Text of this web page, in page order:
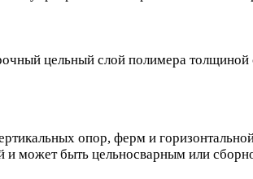
цельный слой полимера толщиной
опор, ферм и
и может быть цельносварным или